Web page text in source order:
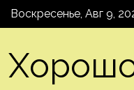
Воскресенье, Авг 9,